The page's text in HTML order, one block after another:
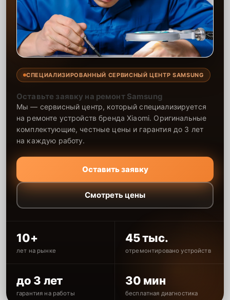
СПЕЦИАЛИЗИРОВАННЫЙ СЕРВИСНЫЙ ЦЕНТР SAMSUNG
Оставьте заявку на ремонт Samsung
Мы — сервисный центр, который специализируется
на ремонте устройств бренда Xiaomi. Оригинальные
комплектующие, честные цены и гарантия до 3 лет
на каждую работу.
Оставить заявку
Смотреть цены
10+
лет на рынке
45 тыс.
отремонтировано устройств
до 3 лет
гарантия на работы
30 мин
бесплатная диагностика